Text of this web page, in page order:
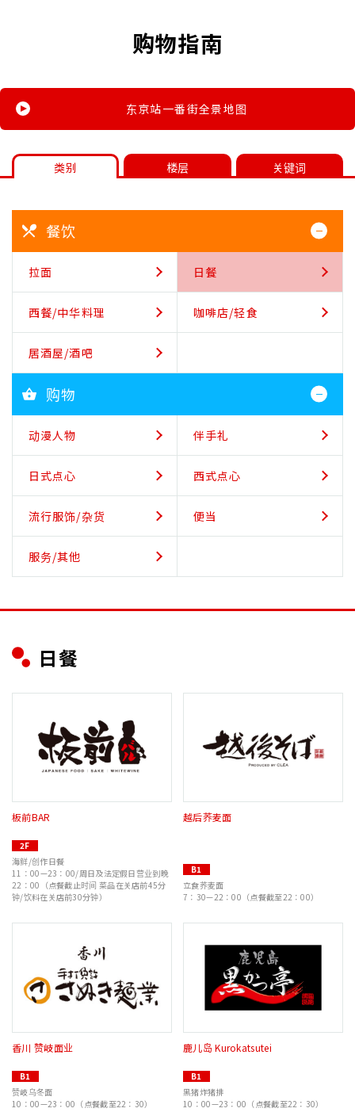
购物指南
东京站一番街全景地图
类别 楼层 关键词
餐饮
拉面 日餐
西餐/中华料理 咖啡店/轻食
居酒屋/酒吧
购物
动漫人物 伴手礼
日式点心 西式点心
流行服饰/杂货 便当
服务/其他
日餐
板前BAR
2F
海鲜/创作日餐
11：00—23：00/周日及法定假日营业到晚
22：00（点餐截止时间 菜品在关店前45分
钟/饮料在关店前30分钟）
越后荞麦面
B1
立食荞麦面
7：30—22：00（点餐截至22：00）
香川 赞岐面业
B1
赞岐乌冬面
10：00—23：00（点餐截至22：30）
鹿儿岛 Kurokatsutei
B1
黑猪炸猪排
10：00—23：00（点餐截至22：30）